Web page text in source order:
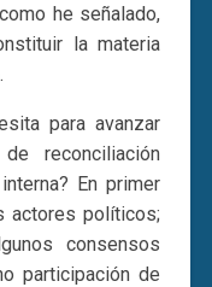
he señalado,
la materia
para avanzar
reconciliación
En primer
actores políticos;
consensos
participación de